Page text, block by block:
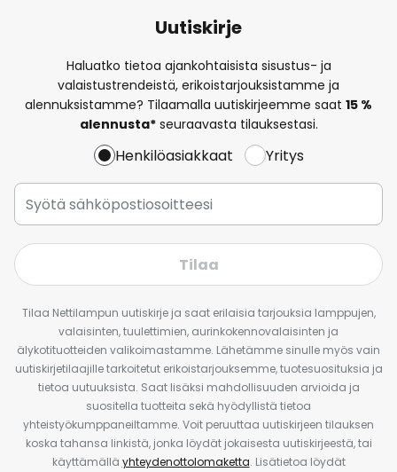
Uutiskirje
Haluatko tietoa ajankohtaisista sisustus- ja
valaistustrendeistä, erikoistarjouksistamme ja
alennuksistamme? Tilaamalla uutiskirjeemme saat 15 %
alennusta*seuraavasta tilauksestasi.
Henkilöasiakkaat Yritys
Tilaa
Tilaa Nettilampun uutiskirje ja saat erilaisia tarjouksia lamppujen,
valaisinten, tuulettimien, aurinkokennovalaisinten ja
älykotituotteiden valikoimastamme. Lähetämme sinulle myös vain
uutiskirjetilaajille tarkoitetut erikoistarjouksemme, tuotesuosituksia ja
tietoa uutuuksista. Saat lisäksi mahdollisuuden arvioida ja
suositella tuotteita sekä hyödyllistä tietoa
yhteistyökumppaneiltamme. Voit peruuttaa uutiskirjeen tilauksen
koska tahansa linkistä, jonka löydät jokaisesta uutiskirjeestä, tai
käyttämällä yhteydenottolomaketta. Lisätietoa löydät